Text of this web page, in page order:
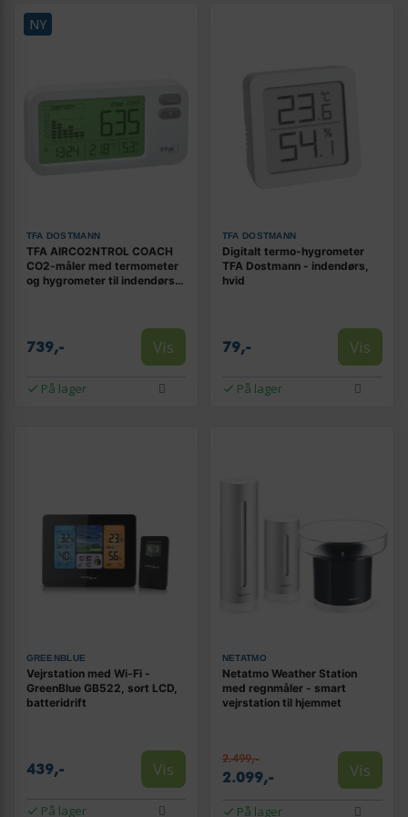
NY
TFA DOSTMANN
TFA AIRCO2NTROL COACH
CO2-måler med termometer
og hygrometer til indendørs
739,- Vis
På lager
TFA DOSTMANN
Digitalt termo-hygrometer
TFA Dostmann - indendørs,
hvid
79,- Vis
På lager
GREENBLUE
Vejrstation med Wi‑Fi -
GreenBlue GB522, sort LCD,
batteridrift
439,- Vis
På lager
NETATMO
Netatmo Weather Station
med regnmåler - smart
vejrstation til hjemmet
2.499,-
2.099,- Vis
På lager